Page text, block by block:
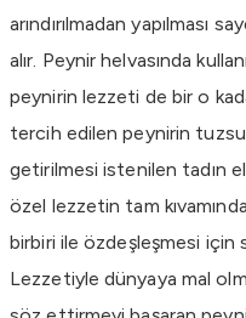
arındırılmadan yapılması
alır. Peynir helvasında
peynirin lezzeti de bir o
tercih edilen peynirin
getirilmesi istenilen tadın
özel lezzetin tam
birbiri ile özdeşleşmesi için
Lezzetiyle dünyaya mal